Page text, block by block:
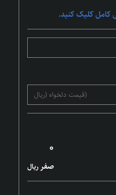
کامل کلیک کنید.
۰
صفرریال